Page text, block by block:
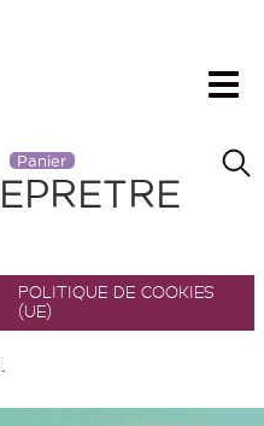
Panier
POLITIQUE DE COOKIES
(UE)